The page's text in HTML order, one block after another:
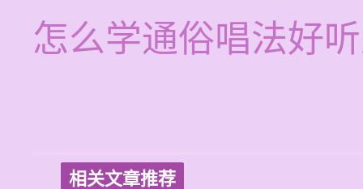
怎么学通俗唱法好
相关文章推荐